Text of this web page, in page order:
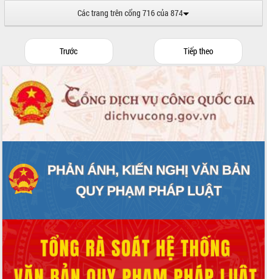
Các trang trên cổng 716 của 874
Trước Tiếp theo